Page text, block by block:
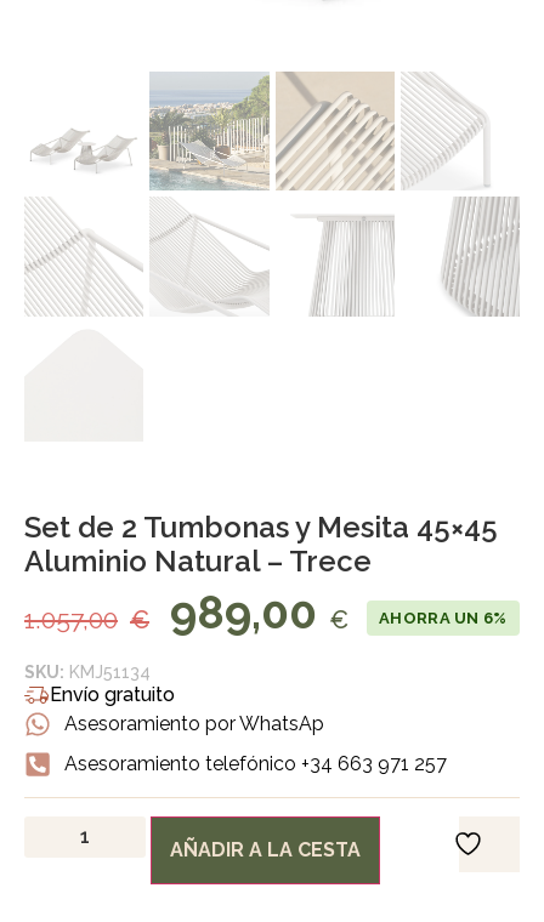
Set de 2 Tumbonas y Mesita 45×45
Aluminio Natural – Trece
1.057,00 € 989,00 € AHORRA UN 6%
SKU: KMJ51134
Envío gratuito
Asesoramiento por WhatsAp
Asesoramiento telefónico +34 663 971 257
AÑADIR A LA CESTA